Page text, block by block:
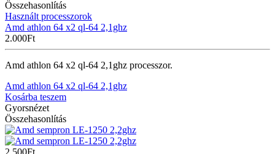
Összehasonlítás
Használt processzorok
Amd athlon 64 x2 ql-64 2,1ghz
2.000Ft
Amd athlon 64 x2 ql-64 2,1ghz processzor.
Amd athlon 64 x2 ql-64 2,1ghz
Kosárba teszem
Gyorsnézet
Összehasonlítás
2.500Ft